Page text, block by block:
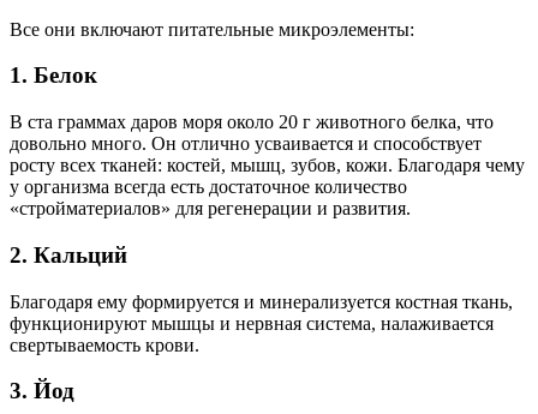
Все они включают питательные микроэлементы:
1. Белок
В ста граммах даров моря около 20 г животного белка, что
довольно много. Он отлично усваивается и способствует
росту всех тканей: костей, мышц, зубов, кожи. Благодаря чему
у организма всегда есть достаточное количество
«стройматериалов» для регенерации и развития.
2. Кальций
Благодаря ему формируется и минерализуется костная ткань,
функционируют мышцы и нервная система, налаживается
свертываемость крови.
3. Йод